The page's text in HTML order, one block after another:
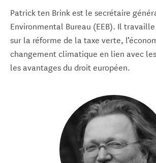
Patrick ten Brink est le secrétaire
Environmental Bureau (EEB). Il
sur la réforme de la taxe verte,
changement climatique en lien avec
les avantages du droit européen.